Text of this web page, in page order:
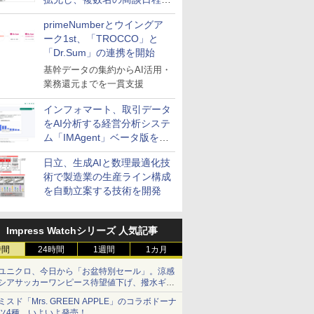
整を効率化
primeNumberとウイングア
ーク1st、「TROCCO」と
「Dr.Sum」の連携を開始
基幹データの集約からAI活用・
業務還元までを一貫支援
インフォマート、取引データ
をAI分析する経営分析システ
ム「IMAgent」ベータ版を提
供
日立、生成AIと数理最適化技
術で製造業の生産ライン構成
を自動立案する技術を開発
Impress Watchシリーズ 人気記事
24時間 1週間 1カ月
ニクロ、今日から「お盆特別セール」。涼感
アサッカーワンピース待望値下げ、撥水ギア
ョーツは1990円に
スド「Mrs. GREEN APPLE」のコラボドーナ